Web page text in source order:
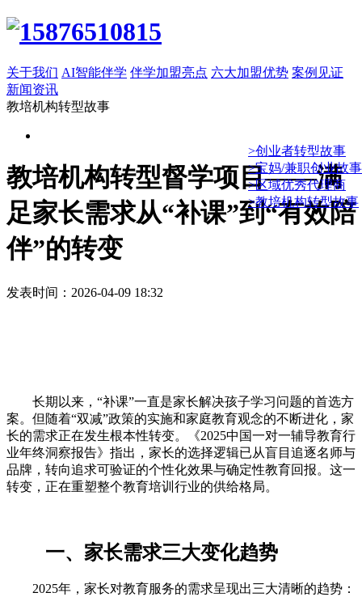
关于我们 AI智能伴学 伴学加盟亮点 六大加盟优势 案例见证
新闻资讯
教培机构转型故事
>创业者转型故事
>宝妈/兼职创业故事
>区域优秀代理商
>教培机构转型故事
教培机构转型督学项目——满
足家长需求从“补课”到“有效陪
伴”的转变
发表时间：2026-04-09 18:32
长期以来，“补课”一直是家长解决孩子学习问题的首选方
案。但随着“双减”政策的实施和家庭教育观念的不断进化，家
长的需求正在发生根本性转变。《2025中国一对一辅导教育行
业年终洞察报告》指出，家长的选择逻辑已从盲目追逐名师与
品牌，转向追求可验证的个性化效果与确定性教育回报。这一
转变，正在重塑整个教育培训行业的供给格局。
一、家长需求三大变化趋势
2025年，家长对教育服务的需求呈现出三大清晰的趋势：